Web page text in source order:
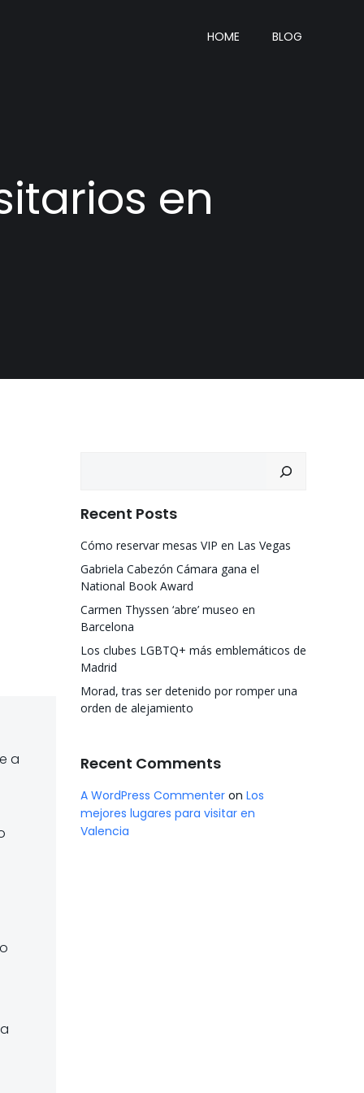
HOME BLOG
en
a
Recent Posts
Cómo reservar mesas VIP en Las Vegas
Gabriela Cabezón Cámara gana el
National Book Award
Carmen Thyssen ‘abre’ museo en
Barcelona
Los clubes LGBTQ+ más emblemáticos de
Madrid
Morad, tras ser detenido por romper una
orden de alejamiento
Recent Comments
A WordPress Commenter on Los
mejores lugares para visitar en
Valencia